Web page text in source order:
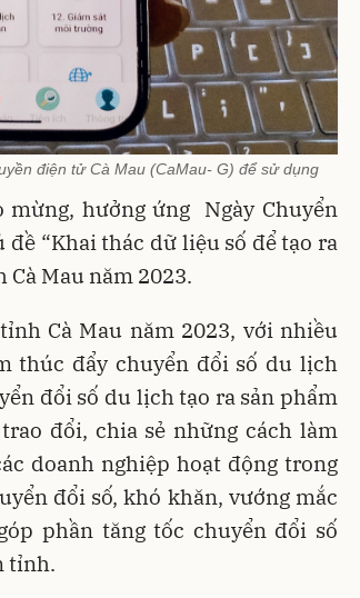
điện tử Cà Mau (CaMau- G) để sử dụng
hưởng ứng Ngày Chuyển
“Khai thác dữ liệu số để tạo ra
Cà Mau năm 2023.
Cà Mau năm 2023, với nhiều
thúc đẩy chuyển đổi số du lịch
đổi số du lịch tạo ra sản phẩm
đổi, chia sẻ những cách làm
doanh nghiệp hoạt động trong
đổi số, khó khăn, vướng mắc
phần tăng tốc chuyển đổi số
tỉnh.